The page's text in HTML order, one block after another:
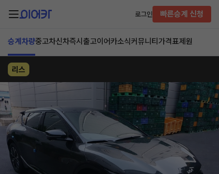
로그인 빠른승계 신청
승계차량중고차신차즉시출고이어카소식커뮤니티 가격표제원
리스